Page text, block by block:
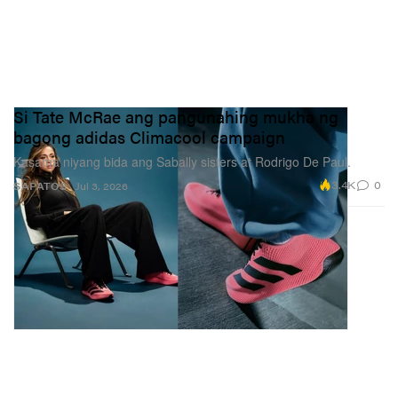
SAPATOS
Si Tate McRae ang pangunahing mukha ng
bagong adidas Climacool campaign
Kasama niyang bida ang Sabally sisters at Rodrigo De Paul.
Jul 3, 2026 3.4K 0